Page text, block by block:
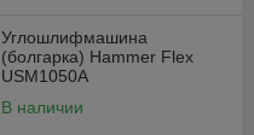
Углошлифмашина
(болгарка) Hammer Flex
USM1050A
В наличии